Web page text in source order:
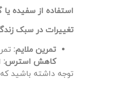
استفاده از سفیده یا
تغییرات در سبک
تمرین ملایم:
کاهش استرس:
توجه داشته باشید